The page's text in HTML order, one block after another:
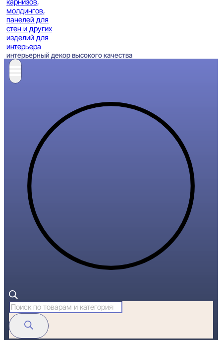
интерьерный декор высокого качества
Поиск
товаров